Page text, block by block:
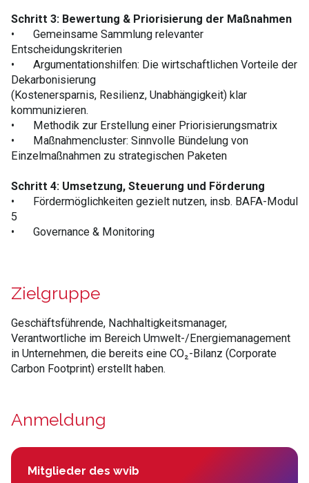
Schritt 3: Bewertung & Priorisierung der Maßnahmen
•
Gemeinsame Sammlung relevanter
Entscheidungskriterien
•
Argumentationshilfen: Die wirtschaftlichen Vorteile der
Dekarbonisierung
(Kostenersparnis, Resilienz, Unabhängigkeit) klar
kommunizieren.
•
Methodik zur Erstellung einer Priorisierungsmatrix
•
Maßnahmencluster: Sinnvolle Bündelung von
Einzelmaßnahmen zu strategischen Paketen
Schritt 4: Umsetzung, Steuerung und Förderung
•
Fördermöglichkeiten gezielt nutzen, insb. BAFA-Modul
5
•
Governance & Monitoring
Zielgruppe
Geschäftsführende, Nachhaltigkeitsmanager,
Verantwortliche im Bereich Umwelt-/Energiemanagement
in Unternehmen, die bereits eine CO₂-Bilanz (Corporate
Carbon Footprint) erstellt haben.
Anmeldung
Mitglieder des wvib